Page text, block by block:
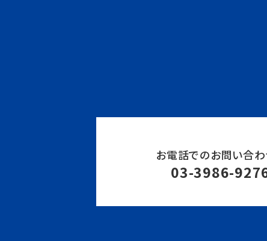
お電話でのお問い合
03-3986-